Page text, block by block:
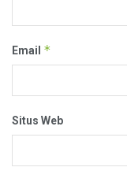
Email *
Situs Web